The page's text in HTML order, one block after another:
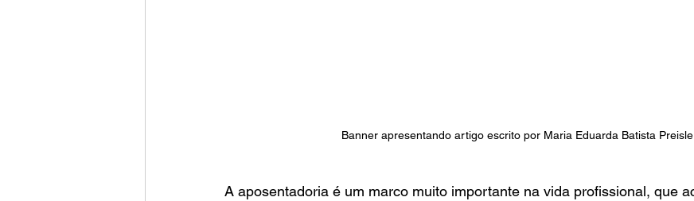
Banner apresentando artigo escrito por Maria Eduarda Batista
A aposentadoria é um marco muito importante na vida profissional, que